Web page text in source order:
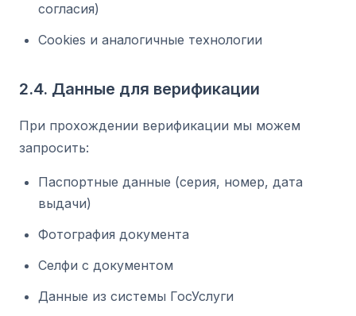
согласия)
Cookies и аналогичные технологии
2.4. Данные для верификации
При прохождении верификации мы можем
запросить:
Паспортные данные (серия, номер, дата
выдачи)
Фотография документа
Селфи с документом
Данные из системы ГосУслуги